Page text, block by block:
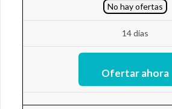
No hay ofertas
14 días